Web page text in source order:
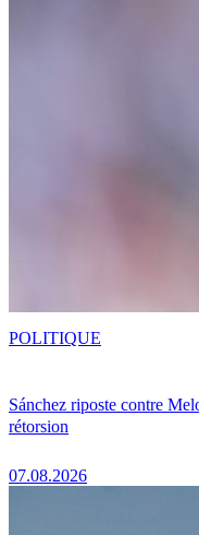
Sánchez riposte contre
rétorsion
07.08.2026
POLITIQUE